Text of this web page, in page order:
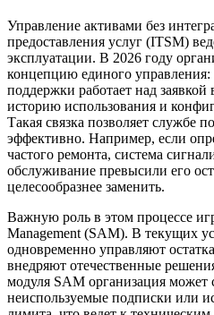
Управление активами без
предоставления услуг (ITSM)
эксплуатации. В 2026 году
концепцию единого управления:
поддержки работает над
историю использования и
Такая связка позволяет службе
эффективно. Например, если
частого ремонта, система
обслуживание превысили его
целесообразнее заменить.
Важную роль в этом процессе
Management (SAM). В текущих
одновременно управляют
внедряют отечественные
модуля SAM организация может
неиспользуемые подписки или